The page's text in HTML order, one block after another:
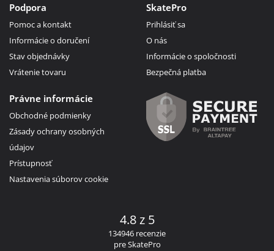
Podpora
Pomoc a kontakt
Informácie o doručení
Stav objednávky
Vrátenie tovaru
SkatePro
Prihlásiť sa
O nás
Informácie o spoločnosti
Bezpečná platba
Právne informácie
Obchodné podmienky
Zásady ochrany osobných
údajov
Prístupnosť
Nastavenia súborov cookie
4.8 z 5
134946 recenzie
pre SkatePro